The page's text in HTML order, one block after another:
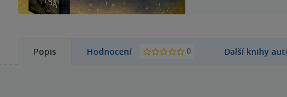
Popis Hodnocení 0 Další knihy